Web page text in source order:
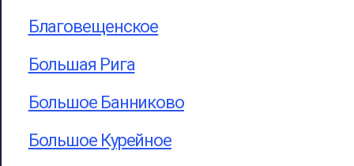
Благовещенское
Большая Рига
Большое Банниково
Большое Курейное